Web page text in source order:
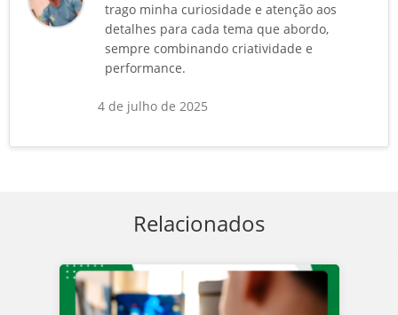
trago minha curiosidade e atenção aos
detalhes para cada tema que abordo,
sempre combinando criatividade e
performance.
4 de julho de 2025
Relacionados